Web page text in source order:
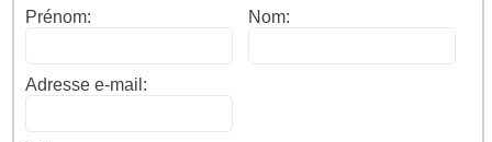
Prénom: Nom:
Adresse e-mail: